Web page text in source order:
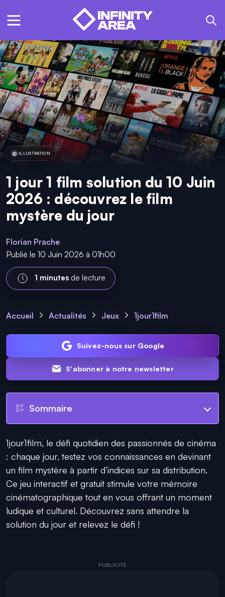
ILLUSTRATION
1 jour 1 film solution du 10 Juin
2026 : découvrez le film
mystère du jour
Florian Prache
Publié le 10 Juin 2026 à 01h00
1 minutesde lecture
Accueil Actualités Jeux 1jour1film
Suivez-nous sur Google
S'abonner à notre newsletter
Sommaire
1jour1film, le défi quotidien des passionnés de cinéma
: chaque jour, testez vos connaissances en devinant
un film mystère à partir d’indices sur sa distribution.
Ce jeu interactif et gratuit stimule votre mémoire
cinématographique tout en vous offrant un moment
ludique et culturel. Découvrez sans attendre la
solution du jour et relevez le défi !